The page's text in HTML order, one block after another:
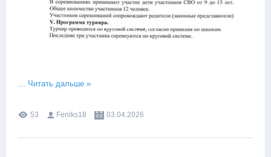
Читать дальше »
53 Feniks18 03.04.2026